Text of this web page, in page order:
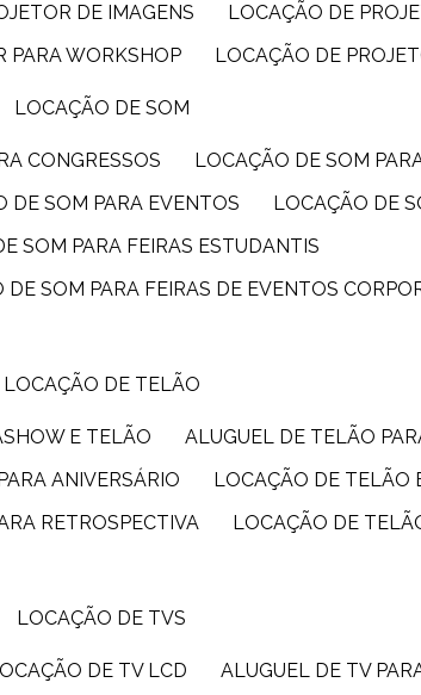
DE IMAGENS
LOCAÇÃO DE
PARA WORKSHOP LOCAÇÃO DE
LOCAÇÃO DE SOM
CONGRESSOS
LOCAÇÃO DE SOM
DE SOM PARA EVENTOS
LOCAÇÃO DE
SOM PARA FEIRAS ESTUDANTIS
DE SOM PARA FEIRAS DE EVENTOS
LOCAÇÃO DE TELÃO
E TELÃO
ALUGUEL DE TELÃO
ANIVERSÁRIO
LOCAÇÃO DE TELÃO
RETROSPECTIVA
LOCAÇÃO DE
LOCAÇÃO DE TVS
LOCAÇÃO DE TV LCD ALUGUEL DE TV